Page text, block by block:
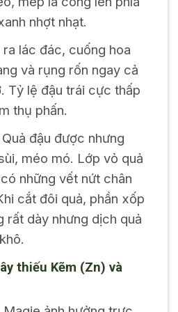
nhợt nhạt.
ra lác đác, cuống hoa
và rụng rốn ngay cả
Tỷ lệ đậu trái cực thấp
thụ phấn.
Quả đậu được nhưng
méo mó. Lớp vỏ quả
những vết nứt chân
cắt đôi quả, phần xốp
rất dày nhưng dịch quả
thiếu Kẽm (Zn) và